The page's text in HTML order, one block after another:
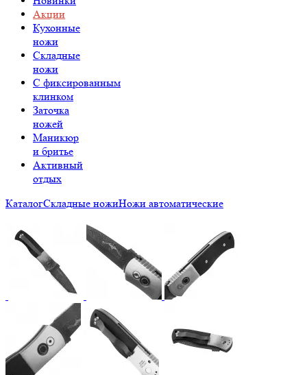
Акции
Кухонные
ножи
Складные
ножи
C фиксированным
клинком
Заточка
ножей
Маникюр
и бритье
Активный
отдых
КаталогСкладные ножиНожи автоматические